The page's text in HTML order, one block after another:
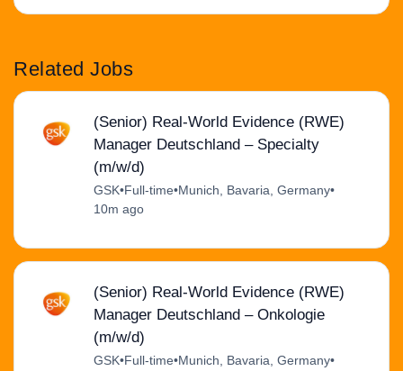
Related Jobs
(Senior) Real-World Evidence (RWE)
Manager Deutschland – Specialty
(m/w/d)
GSK•Full-time•Munich, Bavaria, Germany•
10m ago
(Senior) Real-World Evidence (RWE)
Manager Deutschland – Onkologie
(m/w/d)
GSK•Full-time•Munich, Bavaria, Germany•